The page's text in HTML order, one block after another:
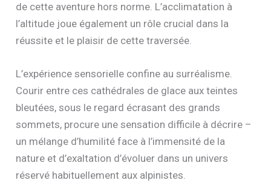
de cette aventure hors norme. L’acclimatation à
l’altitude joue également un rôle crucial dans la
réussite et le plaisir de cette traversée.
L’expérience sensorielle confine au surréalisme.
Courir entre ces cathédrales de glace aux teintes
bleutées, sous le regard écrasant des grands
sommets, procure une sensation difficile à décrire –
un mélange d’humilité face à l’immensité de la
nature et d’exaltation d’évoluer dans un univers
réservé habituellement aux alpinistes.